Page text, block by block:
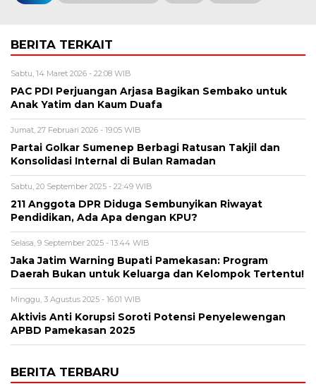
BERITA TERKAIT
Sabtu, 14 Maret 2026 - 22:08 WIB
PAC PDI Perjuangan Arjasa Bagikan Sembako untuk
Anak Yatim dan Kaum Duafa
Jumat, 27 Februari 2026 - 19:05 WIB
Partai Golkar Sumenep Berbagi Ratusan Takjil dan
Konsolidasi Internal di Bulan Ramadan
Sabtu, 20 September 2025 - 22:49 WIB
211 Anggota DPR Diduga Sembunyikan Riwayat
Pendidikan, Ada Apa dengan KPU?
Selasa, 9 September 2025 - 13:44 WIB
Jaka Jatim Warning Bupati Pamekasan: Program
Daerah Bukan untuk Keluarga dan Kelompok Tertentu!
Minggu, 3 Agustus 2025 - 16:01 WIB
Aktivis Anti Korupsi Soroti Potensi Penyelewengan
APBD Pamekasan 2025
BERITA TERBARU